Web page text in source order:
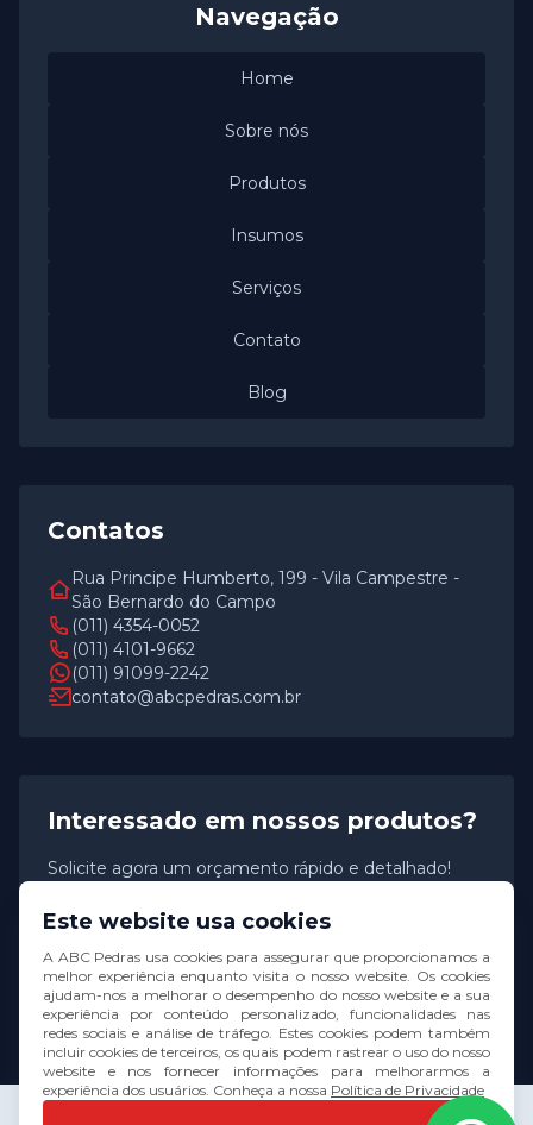
Este website usa cookies
A ABC Pedras usa cookies para assegurar que proporcionamos a
melhor experiência enquanto visita o nosso website. Os cookies
ajudam-nos a melhorar o desempenho do nosso website e a sua
experiência por conteúdo personalizado, funcionalidades nas
redes sociais e análise de tráfego. Estes cookies podem também
incluir cookies de terceiros, os quais podem rastrear o uso do nosso
website e nos fornecer informações para melhorarmos a
experiência dos usuários. Conheça a nossa Política de Privacidade
Navegação
Home
Sobre nós
Produtos
Insumos
Serviços
Contato
Blog
Contatos
Rua Principe Humberto, 199 - Vila Campestre -
São Bernardo do Campo
(011) 4354-0052
(011) 4101-9662
(011) 91099-2242
contato@abcpedras.com.br
Interessado em nossos produtos?
Solicite agora um orçamento rápido e detalhado!
© 2026 ABC Pedras. Todos os direitos reservados.